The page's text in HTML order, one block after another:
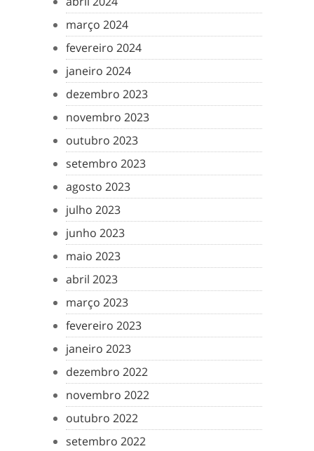
março 2024
fevereiro 2024
janeiro 2024
dezembro 2023
novembro 2023
outubro 2023
setembro 2023
agosto 2023
julho 2023
junho 2023
maio 2023
abril 2023
março 2023
fevereiro 2023
janeiro 2023
dezembro 2022
novembro 2022
outubro 2022
setembro 2022